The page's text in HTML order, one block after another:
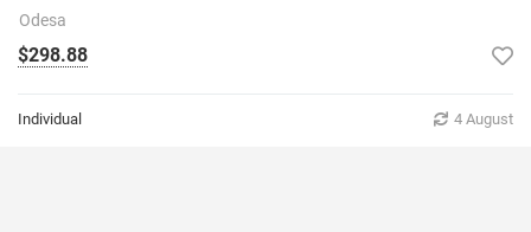
Odesa
$298.88
Individual 4 August